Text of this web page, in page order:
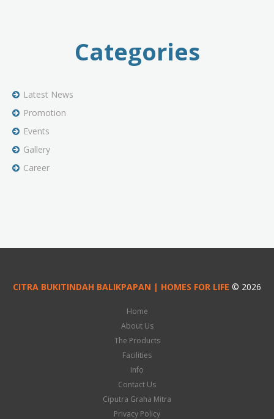
Categories
Latest News
Promotion
Events
Gallery
Career
CITRA BUKITINDAH BALIKPAPAN | HOMES FOR LIFE © 2026
Home
About Us
The Products
Facilities
Info
Contact Us
Ciputra Graha Mitra
Privacy Policy